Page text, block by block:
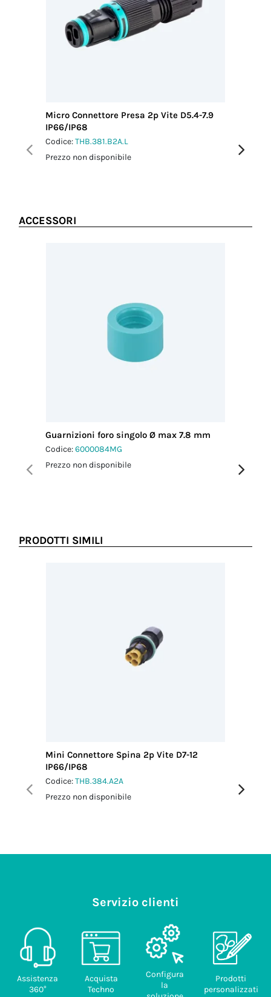
Micro Connettore Presa 2p Vite D5.4-7.9
IP66/IP68
Codice:THB.381.B2A.L
Prezzo non disponibile
Prezzo
ACCESSORI
Guarnizioni foro singolo Ø max 7.8 mm
Codice:6000084MG
Prezzo non disponibile
Prezzo
PRODOTTI SIMILI
Mini Connettore Spina 2p Vite D7-12
IP66/IP68
Codice:THB.384.A2A
Prezzo non disponibile
Prezzo
Servizio clienti
Assistenza
360°
Acquista
Techno
Configura
la
Prodotti
personalizzati